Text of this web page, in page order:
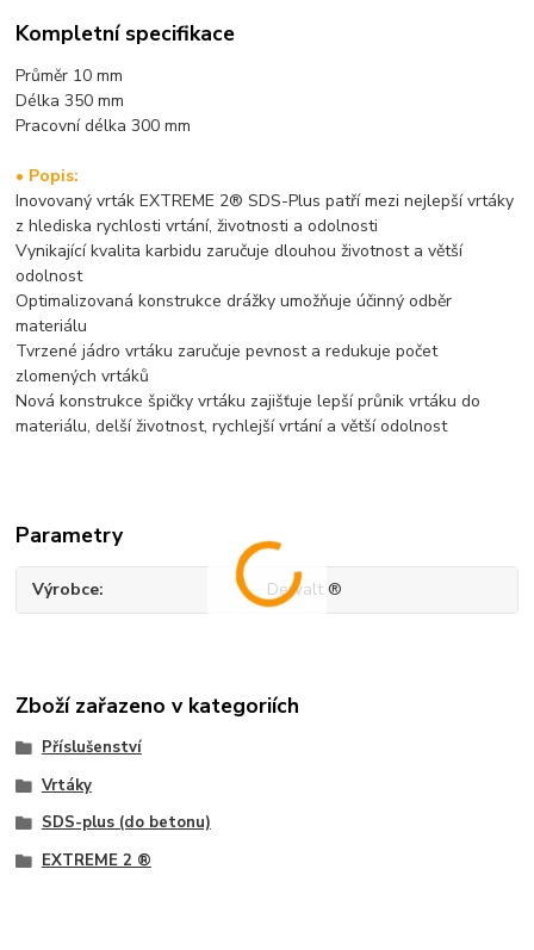
Kompletní specifikace
Průměr 10 mm
Délka 350 mm
Pracovní délka 300 mm
• Popis:
Inovovaný vrták EXTREME 2® SDS-Plus patří mezi nejlepší vrtáky
z hlediska rychlosti vrtání, životnosti a odolnosti
Vynikající kvalita karbidu zaručuje dlouhou životnost a větší
odolnost
Optimalizovaná konstrukce drážky umožňuje účinný odběr
materiálu
Tvrzené jádro vrtáku zaručuje pevnost a redukuje počet
zlomených vrtáků
Nová konstrukce špičky vrtáku zajišťuje lepší průnik vrtáku do
materiálu, delší životnost, rychlejší vrtání a větší odolnost
Parametry
Výrobce Dewalt ®
Zboží zařazeno v kategoriích
Příslušenství
Vrtáky
SDS-plus (do betonu)
EXTREME 2 ®